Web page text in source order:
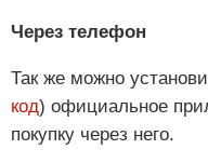
Через телефон
Так же можно
код) официальное
покупку через него.